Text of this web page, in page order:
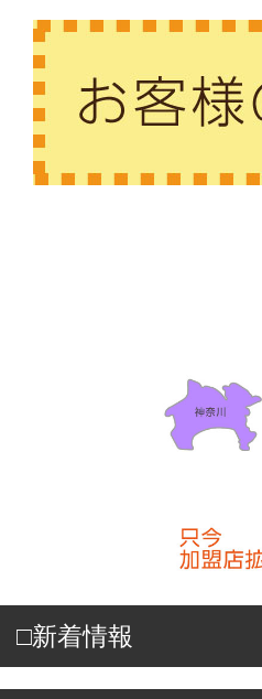
□新着情報